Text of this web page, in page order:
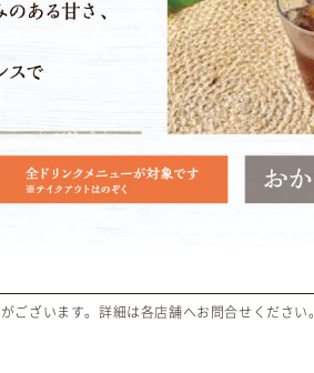
ざいます。詳細は各店舗へお問合せください。